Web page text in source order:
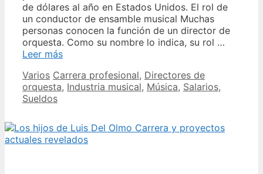
de dólares al año en Estados Unidos. El rol de
un conductor de ensamble musical Muchas
personas conocen la función de un director de
orquesta. Como su nombre lo indica, su rol …
Leer másSueldo
figuras
destacadas
director
de
orquesta
Categories
Varios Tags
Carrera profesional, Directores de
orquesta, Industria musical, Música, Salarios,
Sueldos